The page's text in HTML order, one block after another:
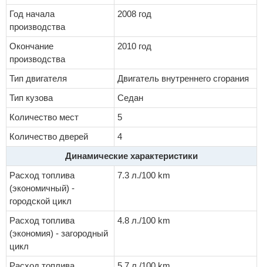
Год начала
производства
2008 год
Окончание
производства
2010 год
Тип двигателя
Двигатель внутреннего сгорания
Тип кузова
Седан
Количество мест
5
Количество дверей
4
Динамические характеристики
Расход топлива
(экономичный) -
городской цикл
7.3 л./100 km
Расход топлива
(экономия) - загородный
цикл
4.8 л./100 km